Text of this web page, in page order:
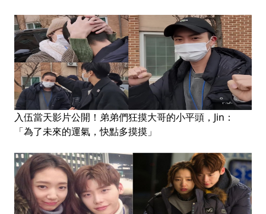
入伍當天影片公開！弟弟們狂摸大哥的小平頭，Jin：
「為了未來的運氣，快點多摸摸」